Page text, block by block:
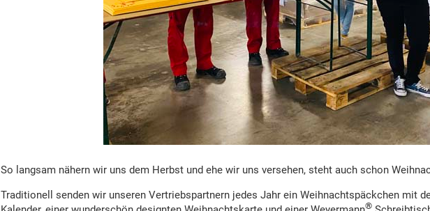
So langsam nähern wir uns dem Herbst und ehe wir uns versehen, steht auch schon
Traditionell senden wir unseren Vertriebspartnern jedes Jahr ein Weihnachtspäckchen mit
®